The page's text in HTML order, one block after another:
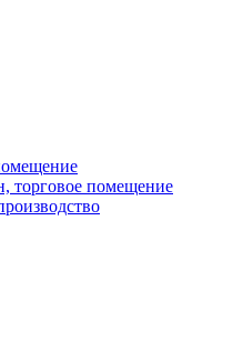
торговое помещение